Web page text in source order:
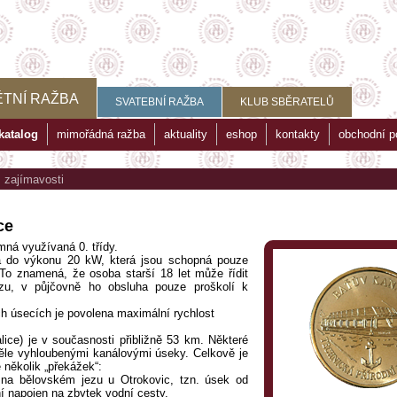
RAŽBA SVATEBNÍ RAŽBA KLUB SBĚRATELŮ
mimořádná ražba aktuality eshop kontakty obchodní
zajímavosti
využívaná 0. třídy.
výkonu 20 kW, která jsou schopná pouze
znamená, že osoba starší 18 let může řídit
v půjčovně ho obsluha pouze proškolí k
úsecích je povolena maximální rychlost
je v současnosti přibližně 53 km. Některé
vyhloubenými kanálovými úseky. Celkově je
„překážek“:
bělovském jezu u Otrokovic, tzn. úsek od
napojen na zbytek vodní cesty.